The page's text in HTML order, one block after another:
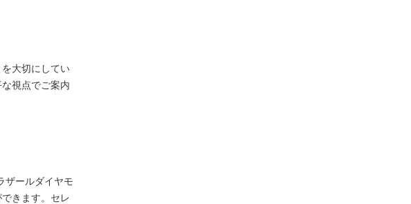
大切にしてい
視点でご案内
ザールダイヤモ
きます。セレ